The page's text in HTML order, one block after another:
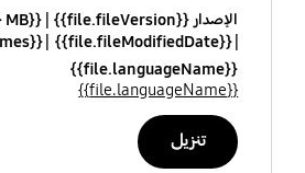
الإصدار {{file.fileVersion}}
{{file.fileSize}} MB
{{file.fileModifiedDate}}
{{file.osNames}}
{{file.languageName}}
{{file.languageName}}
تنزيل